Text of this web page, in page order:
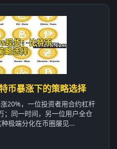
币暴涨下的策略选择
20%，一位投资者用合约杠杆
；同一时间，另一位用户全仓
极端分化在币圈屡见...